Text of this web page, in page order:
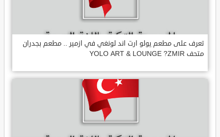
تعرف على مطعم يولو ارت اند لونغي في ازمير .. مطعم بجدران
متحف YOLO ART & LOUNGE ?ZMIR